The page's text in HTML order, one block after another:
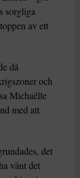
sorgliga
av ett
då
och
Michaëlle
med att
det
vänt det